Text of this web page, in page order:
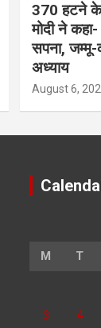
370 हटने के
मोदी ने
सपना, जम्मू-
अध्याय
August 6,
M T
3 4